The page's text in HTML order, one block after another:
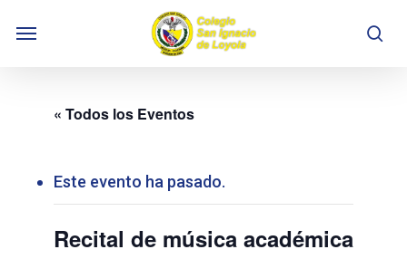
Menu
« Todos los Eventos
Este evento ha pasado.
Recital de música académica